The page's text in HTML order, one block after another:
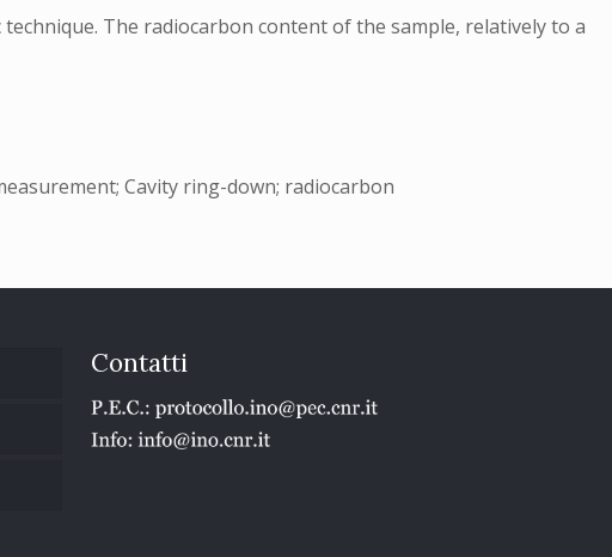
The radiocarbon content of the sample, relatively to a
Cavity ring-down; radiocarbon
Contatti